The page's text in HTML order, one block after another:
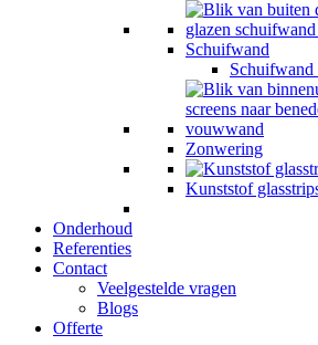
Schuifwand
Zonwering
Kunststof
Onderhoud
Referenties
Contact
Veelgestelde vragen
Blogs
Offerte